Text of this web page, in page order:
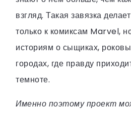
взгляд. Такая завязка
только к комиксам Marvel,
историям о сыщиках,
городах, где правду
темноте.
Именно поэтому проект